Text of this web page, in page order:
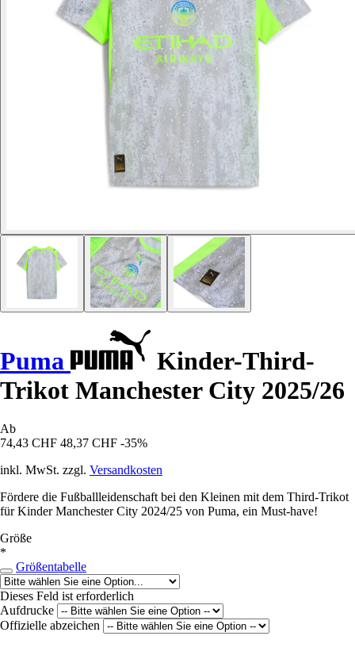
Puma
Kinder-Third-
Trikot Manchester City 2025/26
Ab
74,43 CHF 48,37 CHF -35%
inkl. MwSt. zzgl. Versandkosten
Fördere die Fußballleidenschaft bei den Kleinen mit dem Third-Trikot
für Kinder Manchester City 2024/25 von Puma, ein Must-have!
Größe
*
Größentabelle
Dieses Feld ist erforderlich
Aufdrucke
Offizielle abzeichen